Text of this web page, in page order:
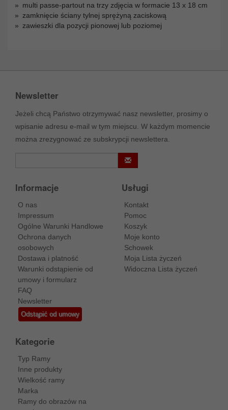
multi passe-partout na trzy zdjęcia w formacie 13 x 18 cm
zamknięcie ściany tylnej sprężyną zaciskową
zawieszki dla pozycji pionowej lub poziomej
Newsletter
Jeżeli chcą Państwo otrzymywać nasz newsletter, prosimy o
wpisanie adresu e-mail w tym miejscu. W każdym momencie
można zrezygnować ze subskrypcji newslettera.
Informacje
O nas
Impressum
Ogólne Warunki Handlowe
Ochrona danych
osobowych
Dostawa i platność
Warunki odstąpienie od
umowy i formularz
FAQ
Newsletter
Odstąpić od umowy
Usługi
Kontakt
Pomoc
Koszyk
Moje konto
Schowek
Moja Lista życzeń
Widoczna Lista życzeń
Kategorie
Typ Ramy
Inne produkty
Wielkość ramy
Marka
Ramy do obrazów na